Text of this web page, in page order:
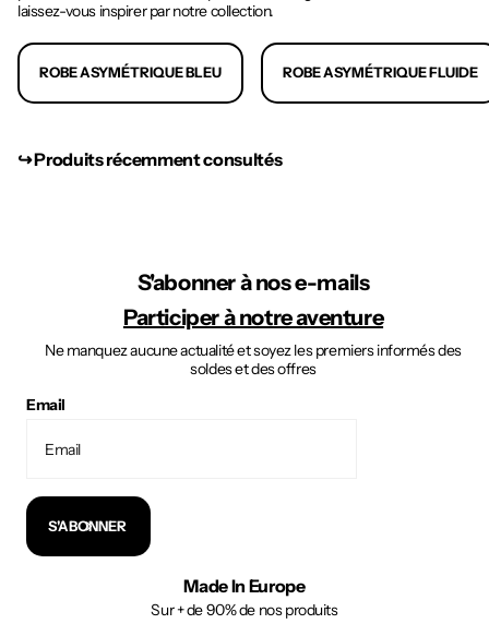
laissez-vous inspirer par notre collection.
ROBE ASYMÉTRIQUE BLEU ROBE ASYMÉTRIQUE FLUIDE
↪︎ Produits récemment consultés
S'abonner à nos e-mails
Participer à notre aventure
Ne manquez aucune actualité et soyez les premiers informés des
soldes et des offres
Email
S'ABONNER
Made In Europe
Sur + de 90% de nos produits